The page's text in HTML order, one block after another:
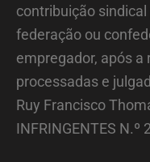
contribuição
federação ou
empregador, após a
processadas e
Ruy Francisco
INFRINGENTES N.º